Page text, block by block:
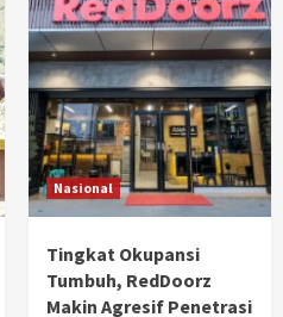
Nasional
Tingkat Okupansi
Tumbuh, RedDoorz
Makin Agresif Penetrasi